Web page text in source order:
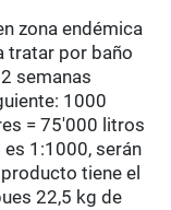
zona endémica
tratar por baño
semanas
1000
= 75'000 litros
1:1000, serán
tiene el
22,5 kg de